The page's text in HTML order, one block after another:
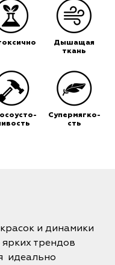
Дышащая
ткань
Супермягко-
сть
и динамики
трендов
идеально